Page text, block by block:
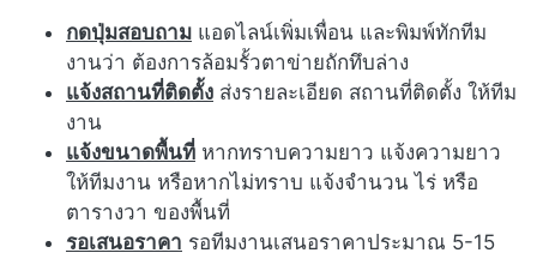
กดปุ่มสอบถาม แอดไลน์เพิ่มเพื่อน และพิมพ์ทักทีม
งานว่า ต้องการล้อมรั้วตาข่ายถักทึบล่าง
แจ้งสถานที่ติดตั้ง ส่งรายละเอียด สถานที่ติดตั้ง ให้ทีม
งาน
แจ้งขนาดพื้นที่ หากทราบความยาว แจ้งความยาว
ให้ทีมงาน หรือหากไม่ทราบ แจ้งจำนวน ไร่ หรือ
ตารางวา ของพื้นที่
รอเสนอราคา รอทีมงานเสนอราคาประมาณ 5-15